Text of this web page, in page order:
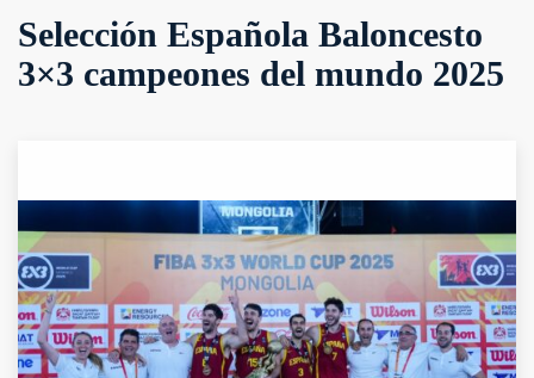
Selección Española Baloncesto
3×3 campeones del mundo 2025